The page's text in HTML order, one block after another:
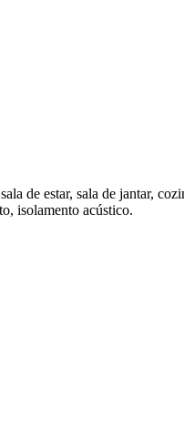
de estar, sala de jantar,
isolamento acústico.